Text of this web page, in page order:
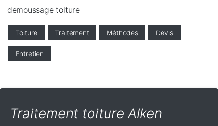
demoussage toiture
Toiture Traitement Méthodes Devis
Entretien
Traitement toiture Alken